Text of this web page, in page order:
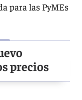
para las PyMEs
precios